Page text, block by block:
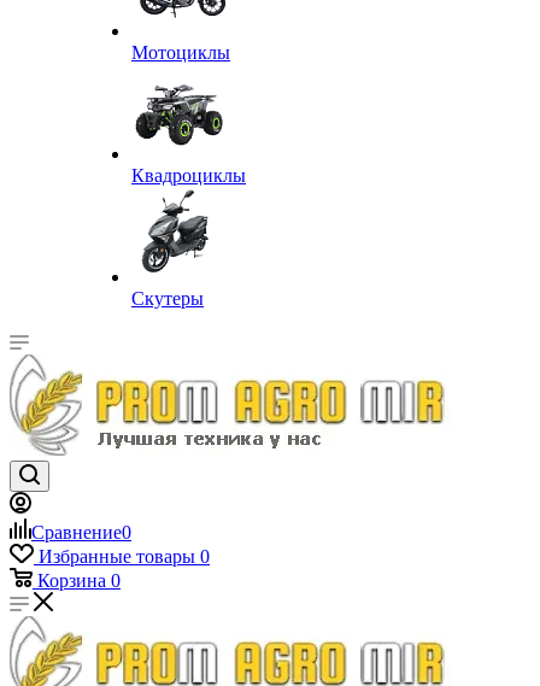
Мотоциклы
Квадроциклы
Скутеры
Сравнение0
Избранные товары 0
Корзина 0